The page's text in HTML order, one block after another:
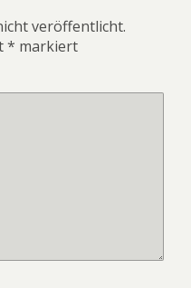
veröffentlicht.
* markiert